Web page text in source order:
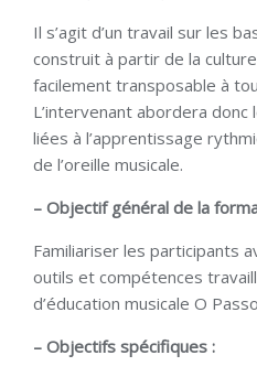
Il s’agit d’un travail sur les
construit à partir de la
facilement transposable à
L’intervenant abordera
liées à l’apprentissage
de l’oreille musicale.
– Objectif général de la
Familiariser les participants
outils et compétences
d’éducation musicale O
– Objectifs spécifiques :